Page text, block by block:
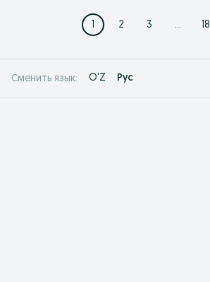
1 2 3 ... 18
Сменить язык: O'Z Рус